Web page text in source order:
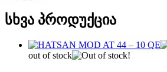
სხვა პროდუქცია
out of stock